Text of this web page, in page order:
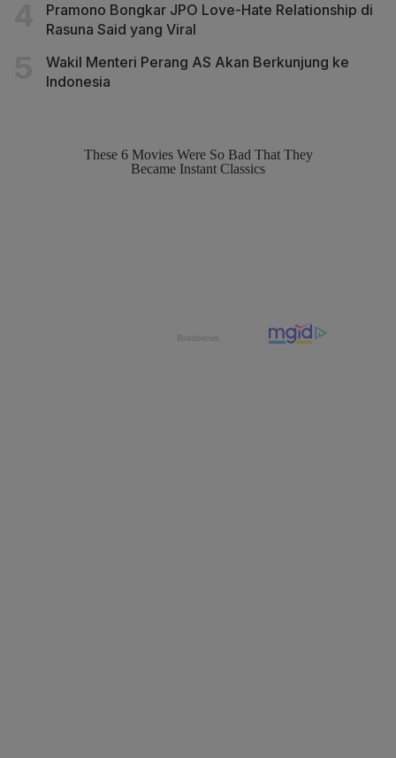
Pramono Bongkar JPO Love-Hate Relationship di
Rasuna Said yang Viral
Wakil Menteri Perang AS Akan Berkunjung ke
Indonesia